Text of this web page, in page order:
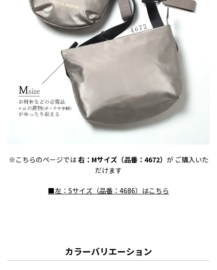
※こちらのページでは右：Mサイズ（品番：4672） が ご購入いた
だけます
■左：Sサイズ（品番：4686）はこちら
カラーバリエーション